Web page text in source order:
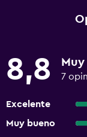
8,8 7
Excelente
Muy bueno